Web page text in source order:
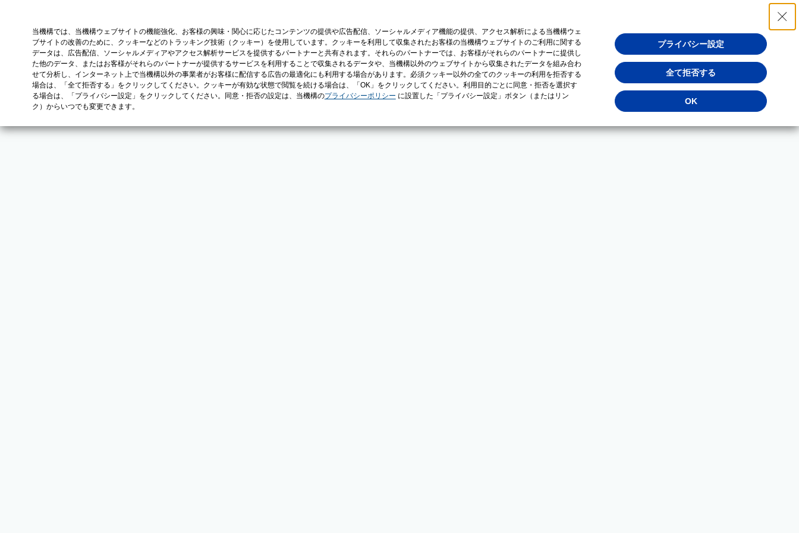
当機構では、当機構ウェブサイトの機能強化、お客様の興味・関心に応じたコンテンツの提供や広告配信、ソーシャルメディア機能の提供、アクセス解析による当機構ウェ
ブサイトの改善のために、クッキーなどのトラッキング技術（クッキー）を使用しています。クッキーを利用して収集されたお客様の当機構ウェブサイトのご利用に関する
データは、広告配信、ソーシャルメディアやアクセス解析サービスを提供するパートナーと共有されます。それらのパートナーでは、お客様がそれらのパートナーに提供し
た他のデータ、またはお客様がそれらのパートナーが提供するサービスを利用することで収集されるデータや、当機構以外のウェブサイトから収集されたデータを組み合わ
せて分析し、インターネット上で当機構以外の事業者がお客様に配信する広告の最適化にも利用する場合があります。必須クッキー以外の全てのクッキーの利用を拒否する
場合は、「全て拒否する」をクリックしてください。クッキーが有効な状態で閲覧を続ける場合は、「OK」をクリックしてください。利用目的ごとに同意・拒否を選択す
る場合は、「プライバシー設定」をクリックしてください。同意・拒否の設定は、当機構のプライバシーポリシー に設置した「プライバシー設定」ボタン（またはリン
ク）からいつでも変更できます。
プライバシー設定
全て拒否する
OK